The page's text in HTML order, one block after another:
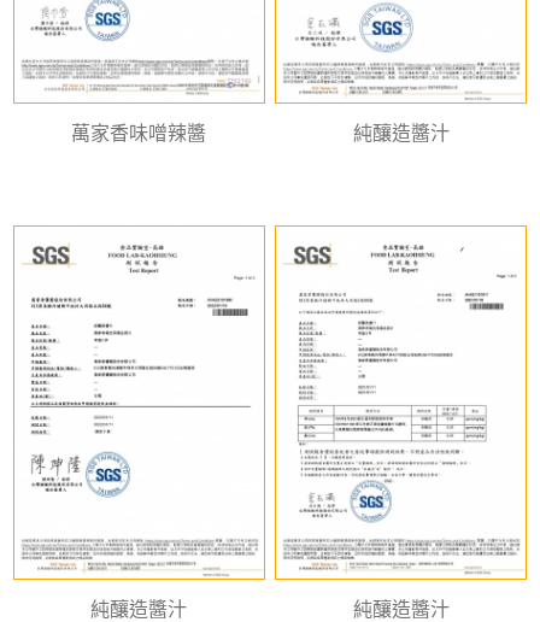
萬家香味噌辣醬 純釀造醬汁
純釀造醬汁 純釀造醬汁